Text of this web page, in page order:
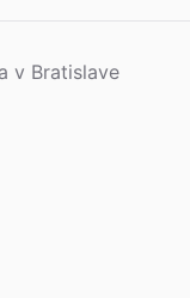
v Bratislave